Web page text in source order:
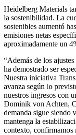
Heidelberg Materials
la sostenibilidad. La
sostenibles aumentó
emisiones netas
aproximadamente un
“Además de los
ha demostrado ser
Nuestra iniciativa
avanza según lo
nuestros ingresos con
Dominik von Achten,
demanda sigue siendo
mantenga la
contexto, confirmamos